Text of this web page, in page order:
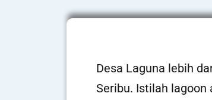
Desa Laguna lebih
Seribu. Istilah lagoon